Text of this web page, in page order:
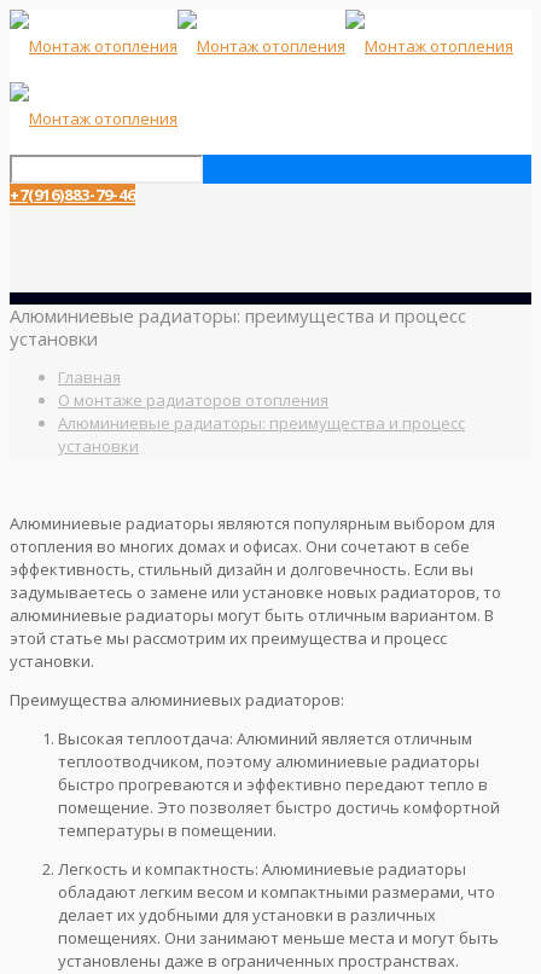
+7(916)883-79-46
Алюминиевые радиаторы: преимущества и процесс
установки
Главная
О монтаже радиаторов отопления
Алюминиевые радиаторы: преимущества и процесс
установки
Алюминиевые радиаторы являются популярным выбором для
отопления во многих домах и офисах. Они сочетают в себе
эффективность, стильный дизайн и долговечность. Если вы
задумываетесь о замене или установке новых радиаторов, то
алюминиевые радиаторы могут быть отличным вариантом. В
этой статье мы рассмотрим их преимущества и процесс
установки.
Преимущества алюминиевых радиаторов:
Высокая теплоотдача: Алюминий является отличным
теплоотводчиком, поэтому алюминиевые радиаторы
быстро прогреваются и эффективно передают тепло в
помещение. Это позволяет быстро достичь комфортной
температуры в помещении.
Легкость и компактность: Алюминиевые радиаторы
обладают легким весом и компактными размерами, что
делает их удобными для установки в различных
помещениях. Они занимают меньше места и могут быть
установлены даже в ограниченных пространствах.